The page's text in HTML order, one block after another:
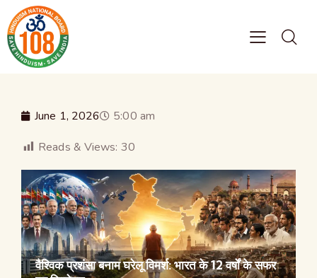
June 1, 2026
5:00 am
Reads & Views: 30
वैश्विक प्रशंसा बनाम घरेलू विमर्श: भारत के 12 वर्षों के सफर